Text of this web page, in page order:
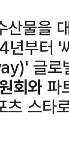
물을
부터 '
글로
회와 파
츠 스타